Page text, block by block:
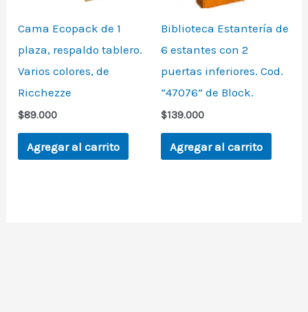
Cama Ecopack de 1
plaza, respaldo tablero.
Varios colores, de
Ricchezze
$89.000
Agregar al carrito
Biblioteca Estantería de
6 estantes con 2
puertas inferiores. Cod.
“47076” de Block.
$139.000
Agregar al carrito